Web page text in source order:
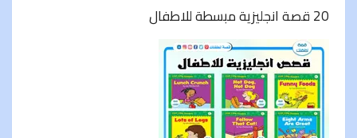
20 قصة انجليزية مبسطة للاطفال